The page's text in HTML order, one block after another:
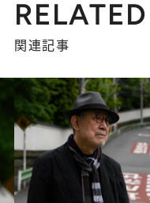
関連記事